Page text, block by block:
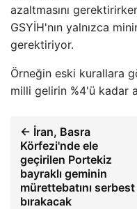
azaltmasını
GSYİH'nın yalnızca
gerektiriyor.
Örneğin eski kurallara
milli gelirin %4'ü kadar
← İran, Basra
Körfezi'nde ele
geçirilen Portekiz
bayraklı geminin
mürettebatını serbest
bırakacak